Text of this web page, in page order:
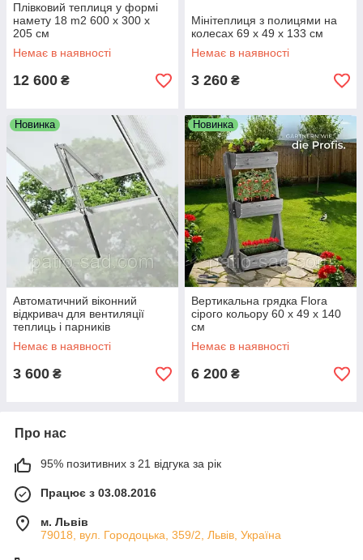
Плівковий теплиця у формі
намету 18 m2 600 x 300 x
205 см
Немає в наявності
12 600 ₴
Мінітеплиця з полицями на
колесах 69 x 49 x 133 см
Немає в наявності
3 260 ₴
Новинка
Автоматичний віконний
відкривач для вентиляції
теплиць і парників
Немає в наявності
3 600 ₴
Новинка
Вертикальна грядка Flora
сірого кольору 60 x 49 x 140
см
Немає в наявності
6 200 ₴
Про нас
95% позитивних з 21 відгука за рік
Працює з 03.08.2016
м. Львів
79018, вул. Городоцька, 359/2, Львів, Україна